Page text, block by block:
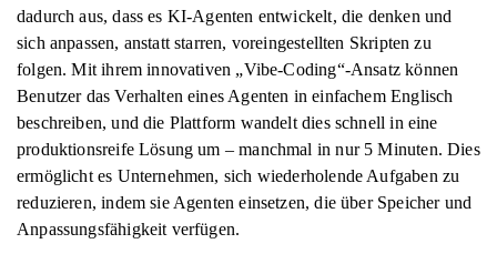
dadurch aus, dass es KI-Agenten entwickelt, die denken und
sich anpassen, anstatt starren, voreingestellten Skripten zu
folgen. Mit ihrem innovativen „Vibe-Coding“-Ansatz können
Benutzer das Verhalten eines Agenten in einfachem Englisch
beschreiben, und die Plattform wandelt dies schnell in eine
produktionsreife Lösung um – manchmal in nur 5 Minuten. Dies
ermöglicht es Unternehmen, sich wiederholende Aufgaben zu
reduzieren, indem sie Agenten einsetzen, die über Speicher und
Anpassungsfähigkeit verfügen.